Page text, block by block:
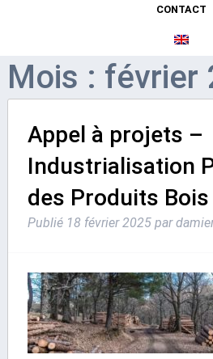
CONTACT
Mois : février
Appel à projets –
Industrialisation
des Produits Bois
Publié 18 février 2025 par